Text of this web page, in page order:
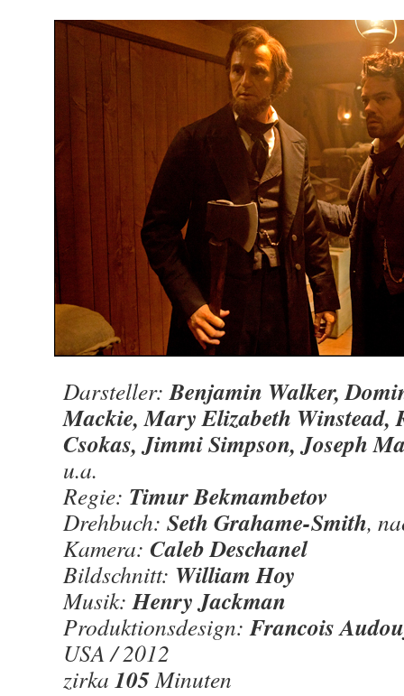
Darsteller:Benjamin Walker,
Mackie, Mary Elizabeth Winstead,
Csokas, Jimmi Simpson, Joseph
u.a.
Regie: Timur Bekmambetov
Drehbuch: Seth Grahame-Smith,
Kamera: Caleb Deschanel
Bildschnitt: William Hoy
Musik:Henry Jackman
Produktionsdesign:Francois
USA / 2012
zirka 105Minuten